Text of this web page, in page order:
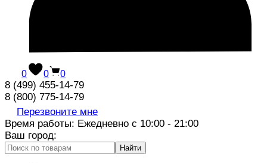
0 0 0
8 (499) 455-14-79
8 (800) 775-14-79
Перезвоните мне
Время работы: Ежедневно с 10:00 - 21:00
Ваш город:
Найти